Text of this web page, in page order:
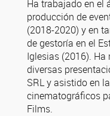
Ha trabajado en el
producción de
(2018-2020) y en
de gestoría en el
Iglesias (2016).
diversas
SRL y asistido en
cinematográficos
Films.